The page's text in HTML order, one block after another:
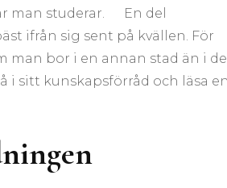
man studerar. En del
ifrån sig sent på kvällen. För
man bor i en annan stad än i
i sitt kunskapsförråd och läsa